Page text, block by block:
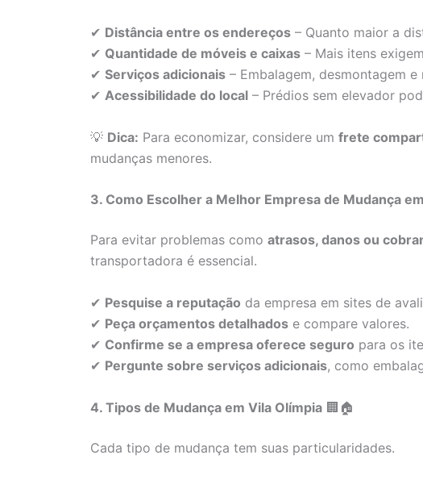
✔ Distância entre os endereços – Quanto maior a
✔ Quantidade de móveis e caixas – Mais itens
✔ Serviços adicionais – Embalagem, desmontagem
✔ Acessibilidade do local – Prédios sem elevador
💡 Dica: Para economizar, considere um frete
mudanças menores.
3. Como Escolher a Melhor Empresa de Mudança
Para evitar problemas como atrasos, danos ou
transportadora é essencial.
✔ Pesquise a reputação da empresa em sites de
✔ Peça orçamentos detalhados e compare valores.
✔ Confirme se a empresa oferece seguro para os
✔ Pergunte sobre serviços adicionais, como
4. Tipos de Mudança em Vila Olímpia 🏢🏠
Cada tipo de mudança tem suas particularidades.